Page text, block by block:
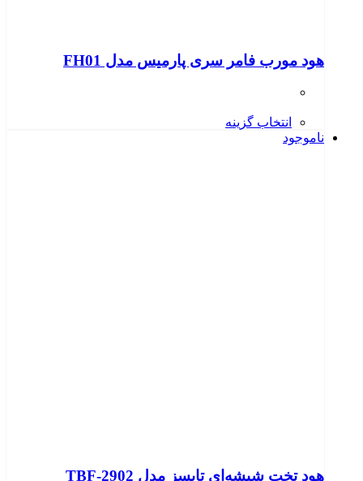
هود مورب فامر سری پارمیس مدل FH01
انتخاب گزینه
ناموجود
هود تخت شیشه‌ای تایسز مدل TBF-2902